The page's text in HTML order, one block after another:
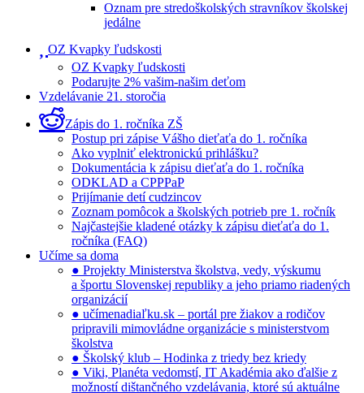
Oznam pre stredoškolských stravníkov školskej
jedálne
OZ Kvapky ľudskosti
OZ Kvapky ľudskosti
Podarujte 2% vašim-našim deťom
Vzdelávanie 21. storočia
Zápis do 1. ročníka ZŠ
Postup pri zápise Vášho dieťaťa do 1. ročníka
Ako vyplniť elektronickú prihlášku?
Dokumentácia k zápisu dieťaťa do 1. ročníka
ODKLAD a CPPPaP
Prijímanie detí cudzincov
Zoznam pomôcok a školských potrieb pre 1. ročník
Najčastejšie kladené otázky k zápisu dieťaťa do 1.
ročníka (FAQ)
Učíme sa doma
● Projekty Ministerstva školstva, vedy, výskumu
a športu Slovenskej republiky a jeho priamo riadených
organizácií
● učímenadiaľku.sk – portál pre žiakov a rodičov
pripravili mimovládne organizácie s ministerstvom
školstva
● Školský klub – Hodinka z triedy bez kriedy
● Viki, Planéta vedomstí, IT Akadémia ako ďalšie z
možností dištančného vzdelávania, ktoré sú aktuálne